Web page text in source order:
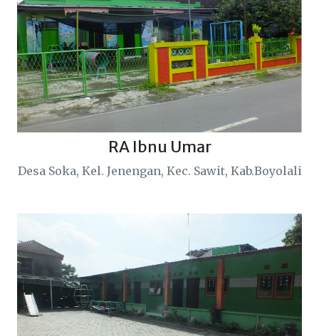
RA Ibnu Umar
Desa Soka, Kel. Jenengan, Kec. Sawit, Kab.Boyolali